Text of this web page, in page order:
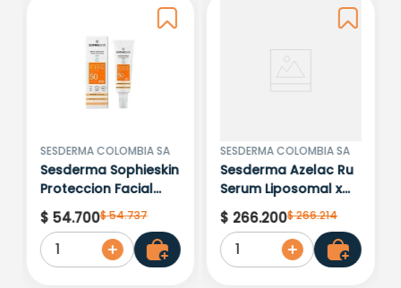
Por favor, inicia sesión para
escribir un comentario.
Más reciente
SESDERMA COLOMBIA SA
Sesderma Sophieskin
Proteccion Facial
Kids Hypoallergenic
Spf 500 Moisturising
$ 54.700$54.737
1
SESDERMA COLOMBIA SA
Sesderma Azelac Ru
Serum Liposomal x
30ml
$ 266.200$266.214
1